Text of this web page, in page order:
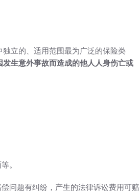
立的、适用范围最为广泛的保险类
生意外事故而造成的他人人身伤亡或
。
问题有纠纷，产生的法律诉讼费用可赔